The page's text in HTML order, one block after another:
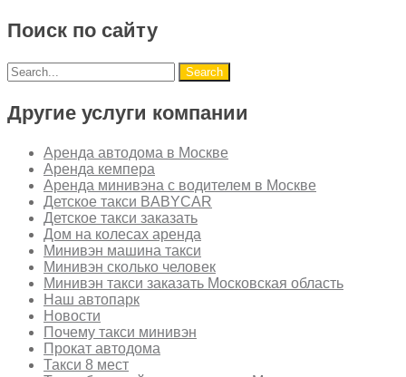
Поиск по сайту
Другие услуги компании
Аренда автодома в Москве
Аренда кемпера
Аренда минивэна с водителем в Москве
Детское такси BABYCAR
Детское такси заказать
Дом на колесах аренда
Минивэн машина такси
Минивэн сколько человек
Минивэн такси заказать Московская область
Наш автопарк
Новости
Почему такси минивэн
Прокат автодома
Такси 8 мест